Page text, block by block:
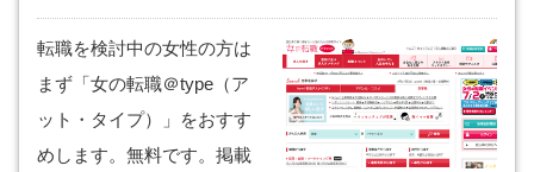
転職を検討中の女性の方は
まず「女の転職＠type（ア
ット・タイプ）」をおすす
めします。無料です。掲載